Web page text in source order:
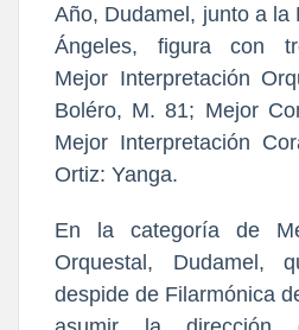
Año, Dudamel, junto a la
Ángeles, figura con
Mejor Interpretación
Boléro, M. 81; Mejor
Mejor Interpretación
Ortiz: Yanga.
En la categoría de
Orquestal, Dudamel,
despide de Filarmónica